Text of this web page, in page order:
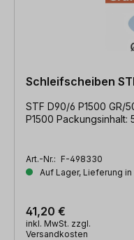
Schleifscheiben
STF D90/6 P1500 GR/
P1500 Packungsinhalt:
Art.-Nr.: F-498330
Auf Lager, Lieferung
41,20 €
inkl. MwSt. zzgl.
Versandkosten